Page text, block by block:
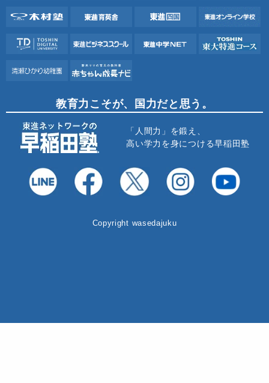
教育力こそが、国力だと思う。
「人間力」を鍛え、
高い学力を身につける早稲田塾
Copyright wasedajuku